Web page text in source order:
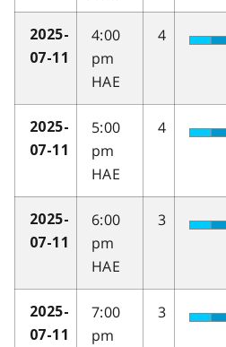
2025-
07-11
4:00
pm
HAE
4
2025-
07-11
5:00
pm
HAE
4
2025-
07-11
6:00
pm
HAE
3
2025-
07-11
7:00
pm
3